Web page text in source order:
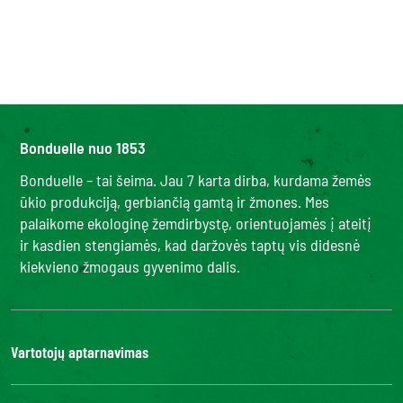
Bonduelle nuo 1853
Bonduelle – tai šeima. Jau 7 karta dirba, kurdama žemės
ūkio produkciją, gerbiančią gamtą ir žmones. Mes
palaikome ekologinę žemdirbystę, orientuojamės į ateitį
ir kasdien stengiamės, kad daržovės taptų vis didesnė
kiekvieno žmogaus gyvenimo dalis.
Vartotojų aptarnavimas
Kontaktai